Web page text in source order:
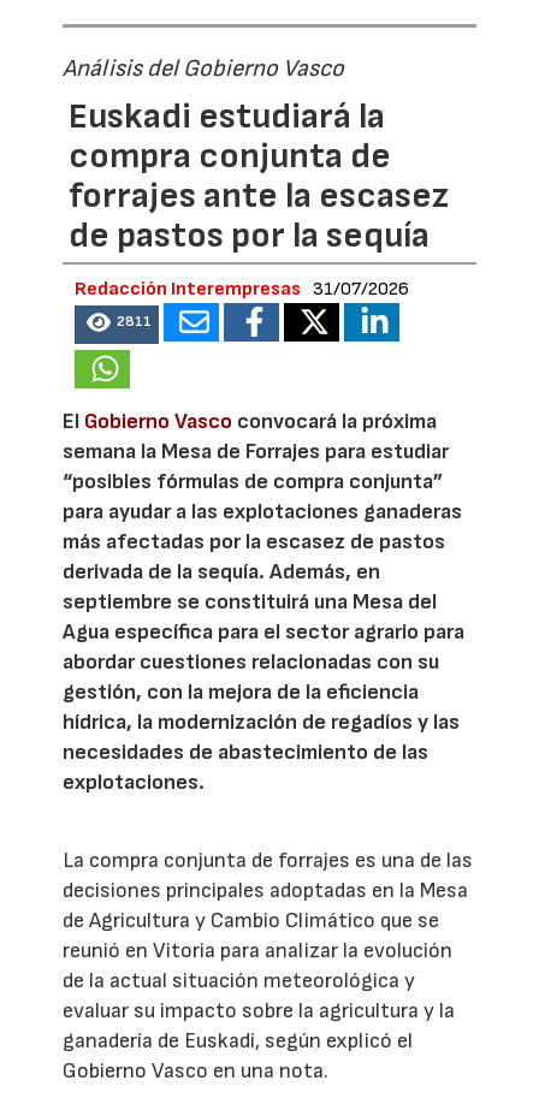
Análisis del Gobierno Vasco
Euskadi estudiará la
compra conjunta de
forrajes ante la escasez
de pastos por la sequía
Redacción Interempresas 31/07/2026
2811
El Gobierno Vasco convocará la próxima
semana la Mesa de Forrajes para estudiar
“posibles fórmulas de compra conjunta”
para ayudar a las explotaciones ganaderas
más afectadas por la escasez de pastos
derivada de la sequía. Además, en
septiembre se constituirá una Mesa del
Agua específica para el sector agrario para
abordar cuestiones relacionadas con su
gestión, con la mejora de la eficiencia
hídrica, la modernización de regadíos y las
necesidades de abastecimiento de las
explotaciones.
La compra conjunta de forrajes es una de las
decisiones principales adoptadas en la Mesa
de Agricultura y Cambio Climático que se
reunió en Vitoria para analizar la evolución
de la actual situación meteorológica y
evaluar su impacto sobre la agricultura y la
ganadería de Euskadi, según explicó el
Gobierno Vasco en una nota.